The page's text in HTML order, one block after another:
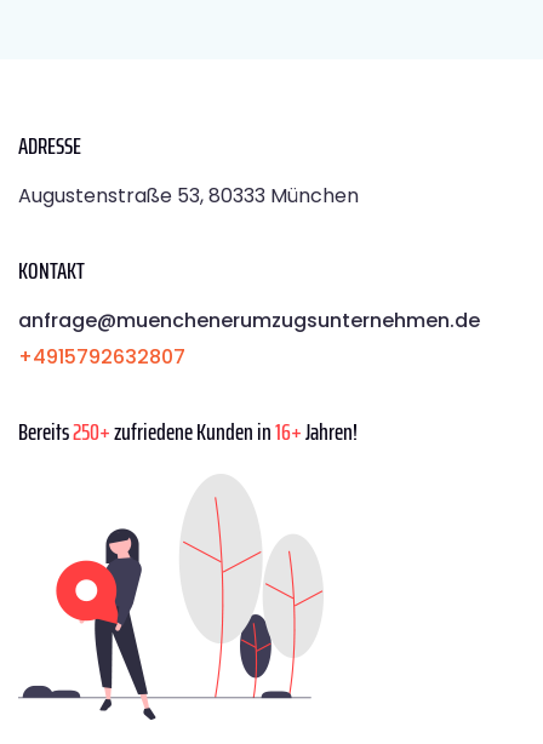
ADRESSE
Augustenstraße 53, 80333 München
KONTAKT
anfrage@muenchenerumzugsunternehmen.de
+4915792632807
Bereits250+zufriedene Kunden in16+Jahren!